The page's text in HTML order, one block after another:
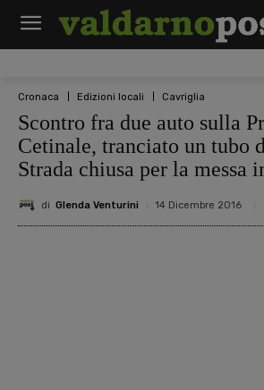
Cronaca Edizioni locali Cavriglia
Scontro fra due auto sulla
Cetinale, tranciato un tubo
Strada chiusa per la messa
di Glenda Venturini 14 Dicembre 2016